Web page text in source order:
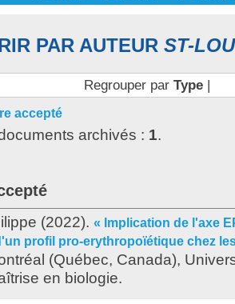
PAR AUTEUR ST-
Regrouper par Type|
accepté
archivés : 1.
(2022). « Implication de l'axe
profil pro-erythropoïétique chez
(Québec, Canada),
en biologie.